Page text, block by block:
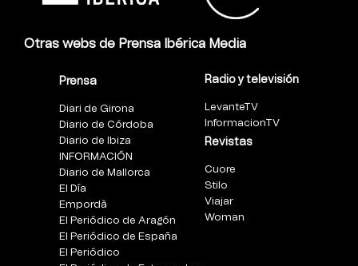
Otras webs de Prensa Ibérica Media
Prensa
Diari de Girona
Diario de Córdoba
Diario de Ibiza
INFORMACIÓN
Diario de Mallorca
El Día
Empordà
El Periódico de Aragón
El Periódico de España
El Periódico
Radio y televisión
LevanteTV
InformacionTV
Revistas
Cuore
Stilo
Viajar
Woman